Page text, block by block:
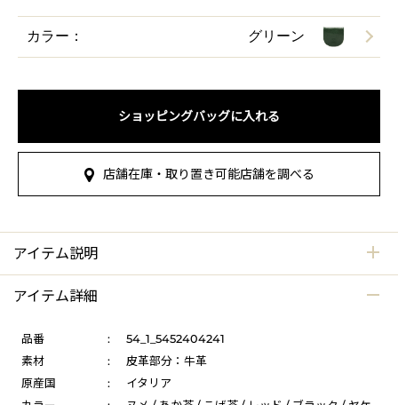
カラー： グリーン
ショッピングバッグに入れる
店舗在庫・取り置き可能店舗を調べる
アイテム説明
アイテム詳細
品番 :
54_1_5452404241
素材
:
皮革部分：牛革
原産国
:
イタリア